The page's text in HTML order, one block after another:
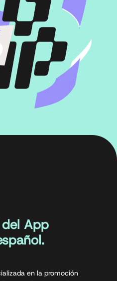
App
en la promoción